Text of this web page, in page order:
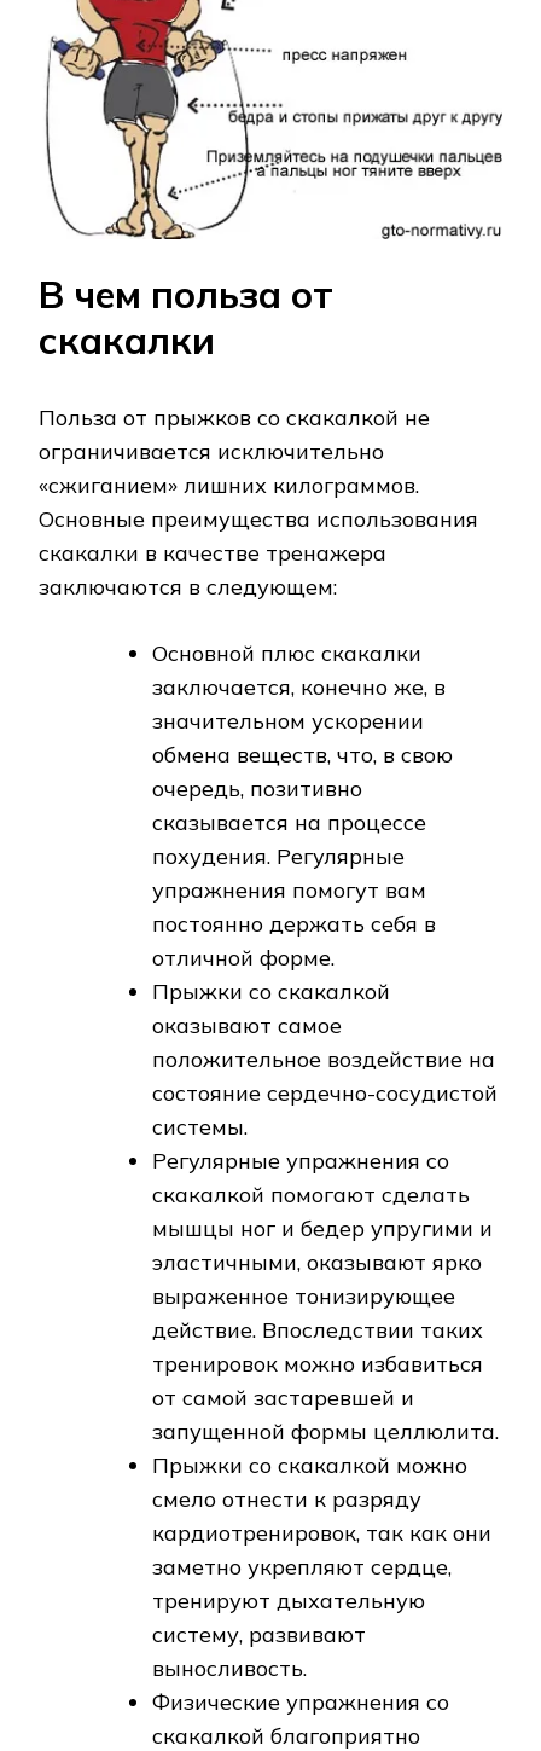
В чем польза от
скакалки
Польза от прыжков со скакалкой не
ограничивается исключительно
«сжиганием» лишних килограммов.
Основные преимущества использования
скакалки в качестве тренажера
заключаются в следующем:
Основной плюс скакалки
заключается, конечно же, в
значительном ускорении
обмена веществ, что, в свою
очередь, позитивно
сказывается на процессе
похудения. Регулярные
упражнения помогут вам
постоянно держать себя в
отличной форме.
Прыжки со скакалкой
оказывают самое
положительное воздействие на
состояние сердечно-сосудистой
системы.
Регулярные упражнения со
скакалкой помогают сделать
мышцы ног и бедер упругими и
эластичными, оказывают ярко
выраженное тонизирующее
действие. Впоследствии таких
тренировок можно избавиться
от самой застаревшей и
запущенной формы целлюлита.
Прыжки со скакалкой можно
смело отнести к разряду
кардиотренировок, так как они
заметно укрепляют сердце,
тренируют дыхательную
систему, развивают
выносливость.
Физические упражнения со
скакалкой благоприятно